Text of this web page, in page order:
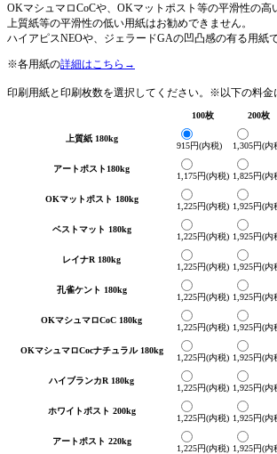
OKマシュマロCoCや、OKマットポスト等の平滑性の高
上質紙等の平滑性の低い用紙はお勧めできません。
ハイアピスNEOや、ジェラードGAの凹凸感の有る用
※各用紙の詳細はこちら→
印刷用紙と印刷枚数を選択してください。※以下の料金
100枚 200枚
上質紙 180kg
915円(内税) 1,305円(内
アートポスト180kg
1,175円(内税) 1,825円(内
OKマットポスト 180kg
1,225円(内税) 1,925円(内
ベストマット 180kg
1,225円(内税) 1,925円(内
レイナR 180kg
1,225円(内税) 1,925円(内
孔雀ケント 180kg
1,225円(内税) 1,925円(内
OKマシュマロCoC 180kg
1,225円(内税) 1,925円(内
OKマシュマロCocナチュラル 180kg
1,225円(内税) 1,925円(内
ハイブランカR 180kg
1,225円(内税) 1,925円(内
ホワイトポスト 200kg
1,225円(内税) 1,925円(内
アートポスト 220kg
1,225円(内税) 1,925円(内